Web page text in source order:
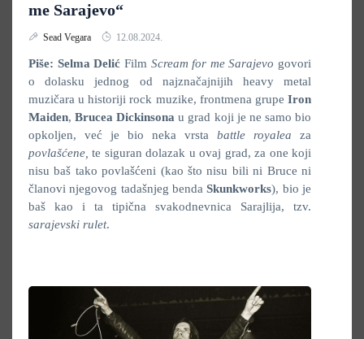
me Sarajevo“
Sead Vegara 12.08.2024.
Piše: Selma Delić Film Scream for me Sarajevo govori
o dolasku jednog od najznačajnijih heavy metal
muzičara u historiji rock muzike, frontmena grupe Iron
Maiden,Brucea Dickinsonau grad koji je ne samo bio
opkoljen, već je bio neka vrsta battle royalea za
povlašćene,te siguran dolazak u ovaj grad, za one koji
nisu baš tako povlašćeni (kao što nisu bili ni Bruce ni
članovi njegovog tadašnjeg bendaSkunkworks), bio je
baš kao i ta tipična svakodnevnica Sarajlija, tzv.
sarajevski rulet.